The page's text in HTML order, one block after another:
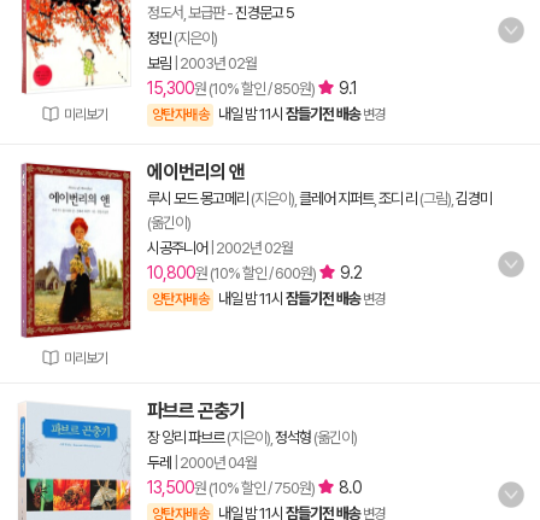
미리보기
정도서, 보급판- 진경문고 5
정민(지은이)
보림 2003년 02월
15,300원 (10% 할인 / 850원) 9.1
양탄자배송 내일 밤 11시 잠들기전 배송 변경
미리보기
에이번리의 앤
루시 모드 몽고메리 (지은이), 클레어 지퍼트, 조디 리 (그림), 김경미
(옮긴이)
시공주니어 2002년 02월
10,800원 (10% 할인 / 600원) 9.2
양탄자배송 내일 밤 11시 잠들기전 배송 변경
파브르 곤충기
장 앙리 파브르(지은이), 정석형 (옮긴이)
두레
2000년 04월
13,500원 (10% 할인 / 750원) 8.0
양탄자배송 내일 밤 11시 잠들기전 배송 변경